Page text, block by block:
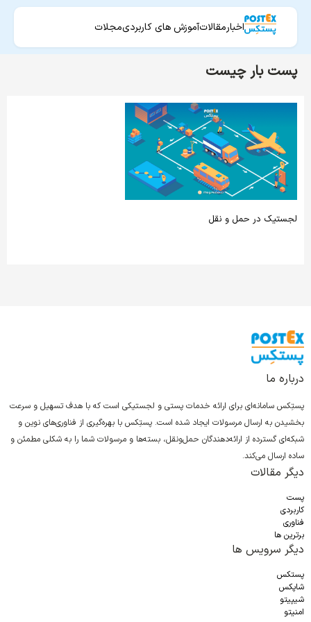
اخبارمقالاتآموزش های کاربردیمجلات
پست بار چیست
لجستیک در حمل و نقل
درباره ما
پستِکس سامانه‌ای برای ارائه خدمات پستی و لجستیکی است که با هدف تسهیل و سرعت
بخشیدن به ارسال مرسولات ایجاد شده است. پستِکس با بهره‌گیری از فناوری‌های نوین و
شبکه‌ای گسترده از ارائه‌دهندگان حمل‌ونقل، بسته‌ها و مرسولات شما را به شکلی مطمئن و
ساده ارسال می‌کند.
دیگر مقالات
پست
کاربردی
فناوری
برترین ها
دیگر سرویس ها
پستکس
شاپکس
شیپیتو
امنیتو